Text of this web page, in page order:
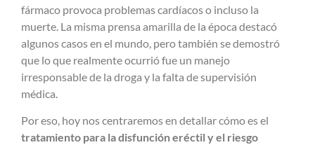
fármaco provoca problemas cardíacos o incluso la
muerte. La misma prensa amarilla de la época destacó
algunos casos en el mundo, pero también se demostró
que lo que realmente ocurrió fue un manejo
irresponsable de la droga y la falta de supervisión
médica.
Por eso, hoy nos centraremos en detallar cómo es el
tratamiento para la disfunción eréctil y el riesgo